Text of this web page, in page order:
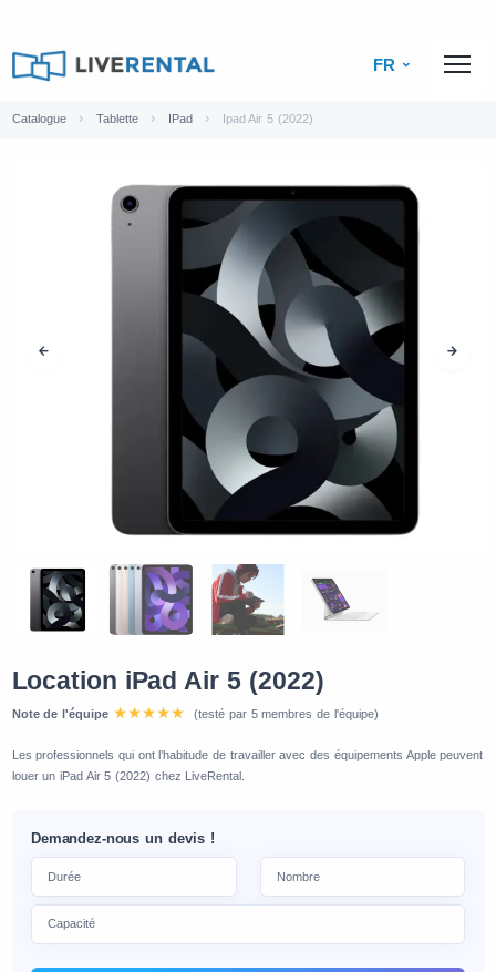
FR
Catalogue Tablette IPad Ipad Air 5 (2022)
Location iPad Air 5 (2022)
Note de l'équipe (testé par 5 membres de l'équipe)
Les professionnels qui ont l’habitude de travailler avec des équipements Apple peuvent
louer un iPad Air 5 (2022) chez LiveRental.
Demandez-nous un devis !